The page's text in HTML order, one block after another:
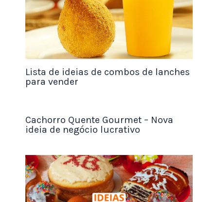
Vitta Festa
InovaDecor
Lumi Studio
Zelo Eventos
Mais+Party
Nucleo Festas
Forma Decora
Oxi Fest
HappyMood
MagicScene
SparkJoy
PartyRise
Lista de ideias de combos de lanches
para vender
Cachorro Quente Gourmet – Nova
ideia de negócio lucrativo